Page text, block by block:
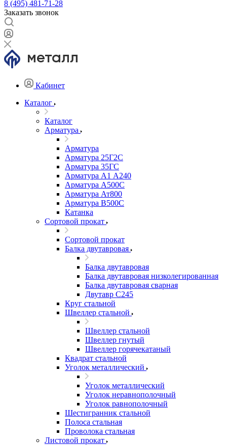
8 (495) 481-71-28
Заказать звонок
Кабинет
Каталог
Каталог
Арматура
Арматура
Арматура 25Г2С
Арматура 35ГС
Арматура А1 А240
Арматура А500С
Арматура Ат800
Арматура В500С
Катанка
Сортовой прокат
Сортовой прокат
Балка двутавровая
Балка двутавровая
Балка двутавровая низколегированная
Балка двутавровая сварная
Двутавр С245
Круг стальной
Швеллер стальной
Швеллер стальной
Швеллер гнутый
Швеллер горячекатаный
Квадрат стальной
Уголок металлический
Уголок металлический
Уголок неравнополочный
Уголок равнополочный
Шестигранник стальной
Полоса стальная
Проволока стальная
Листовой прокат